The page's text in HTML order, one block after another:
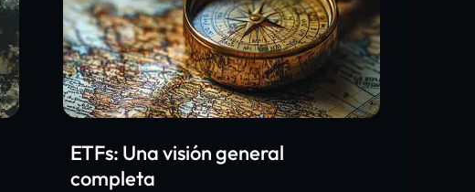
ETFs: Una visión general
completa